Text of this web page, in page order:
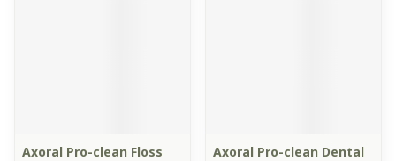
Axoral Pro-clean Floss
Axoral Pro-clean Dental